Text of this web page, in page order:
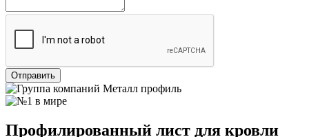
Отправить
Профилированный лист для кровли